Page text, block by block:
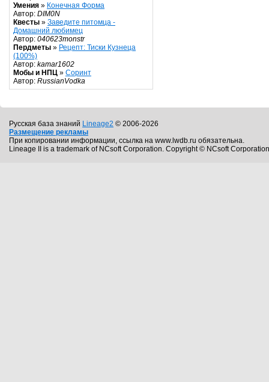
Умения » Конечная Форма
Автор: DIM0N
Квесты » Заведите питомца -
Домашний любимец
Автор: 040623monstr
Пердметы » Рецепт: Тиски Кузнеца
(100%)
Автор: kamar1602
Мобы и НПЦ » Соринт
Автор: RussianVodka
Русская база знаний Lineage2 © 2006-2026
Размещение рекламы
При копировании информации, ссылка на www.lwdb.ru обязательна.
Lineage II is a trademark of NCsoft Corporation. Copyright © NCsoft